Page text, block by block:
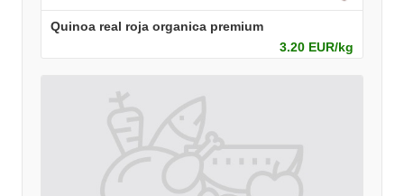
Quinoa real roja organica premium
3.20 EUR/kg